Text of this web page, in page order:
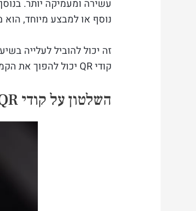
נוסף או למבצע מיוחד,
זה יכול להוביל לעלייה
קודי QR יכול להפוך את הקמפיינים השיווקיים ליותר אפקטיביים ומדויקים.
השלטון על קודי QR בפליירים